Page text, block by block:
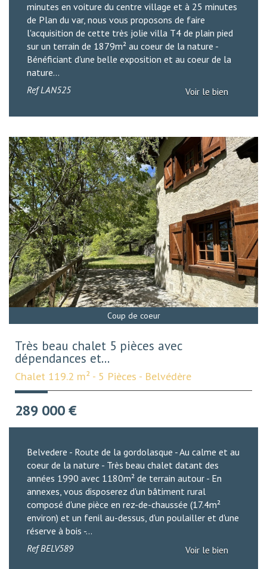
minutes en voiture du centre village et à 25 minutes
de Plan du var, nous vous proposons de faire
l'acquisition de cette très jolie villa T4 de plain pied
sur un terrain de 1879m² au coeur de la nature -
Bénéficiant d'une belle exposition et au coeur de la
nature...
RefLAN525 Voir le bien
Coup de coeur
Très beau chalet 5 pièces avec
dépendances et...
Chalet 119.2 m² - 5 Pièces - Belvédère
289 000€
Belvedere - Route de la gordolasque - Au calme et au
coeur de la nature - Très beau chalet datant des
années 1990 avec 1180m² de terrain autour - En
annexes, vous disposerez d'un bâtiment rural
composé d'une pièce en rez-de-chaussée (17.4m²
environ) et un fenil au-dessus, d'un poulailler et d'une
réserve à bois -...
RefBELV589 Voir le bien